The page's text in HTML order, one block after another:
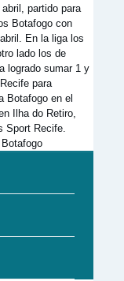
partido para
Botafogo con
En la liga los
lado los de
logrado sumar 1 y
para
Botafogo en el
Ilha do Retiro,
Sport Recife.